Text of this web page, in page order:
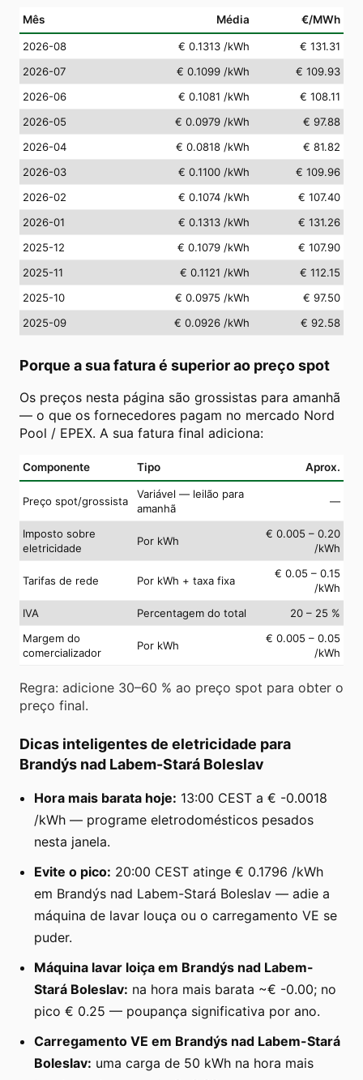
Mês Média €/MWh
2026-08 € 0.1313 /kWh
€ 131.31
2026-07
€ 0.1099 /kWh
€ 109.93
2026-06
€ 0.1081 /kWh
€ 108.11
2026-05
€ 0.0979 /kWh
€ 97.88
2026-04
€ 0.0818 /kWh
€ 81.82
2026-03
€ 0.1100 /kWh
€ 109.96
2026-02
€ 0.1074 /kWh
€ 107.40
2026-01
€ 0.1313 /kWh
€ 131.26
2025-12
€ 0.1079 /kWh
€ 107.90
2025-11
€ 0.1121 /kWh
€ 112.15
2025-10
€ 0.0975 /kWh
€ 97.50
2025-09
€ 0.0926 /kWh € 92.58
Porque a sua fatura é superior ao preço spot
Os preços nesta página são grossistas para amanhã
— o que os fornecedores pagam no mercado Nord
Pool / EPEX. A sua fatura final adiciona:
Componente Tipo Aprox.
Preço spot/grossista
Variável — leilão para
amanhã
—
Imposto sobre
eletricidade
Por kWh
€ 0.005 – 0.20
/kWh
Tarifas de rede Por kWh + taxa fixa
€ 0.05 – 0.15
/kWh
IVA
Percentagem do total
20 – 25 %
Margem do
comercializador
Por kWh
€ 0.005 – 0.05
/kWh
Regra: adicione 30–60 % ao preço spot para obter o
preço final.
Dicas inteligentes de eletricidade para
Brandýs nad Labem-Stará Boleslav
Hora mais barata hoje: 13:00 CEST a € -0.0018
/kWh — programe eletrodomésticos pesados
nesta janela.
Evite o pico: 20:00 CEST atinge € 0.1796 /kWh
em Brandýs nad Labem-Stará Boleslav — adie a
máquina de lavar louça ou o carregamento VE se
puder.
Máquina lavar loiça em Brandýs nad Labem-
Stará Boleslav: na hora mais barata ~€ -0.00; no
pico € 0.25 — poupança significativa por ano.
Carregamento VE em Brandýs nad Labem-Stará
Boleslav: uma carga de 50 kWh na hora mais